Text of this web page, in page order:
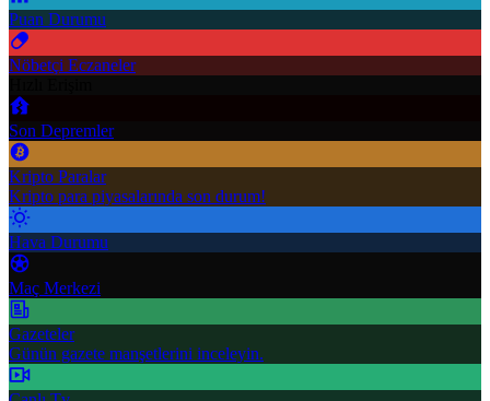
Puan Durumu
Nöbetçi Eczaneler
Son Depremler
Kripto Paralar
Kripto para piyasalarında son durum!
Hava Durumu
Maç Merkezi
Gazeteler
Günün gazete manşetlerini inceleyin.